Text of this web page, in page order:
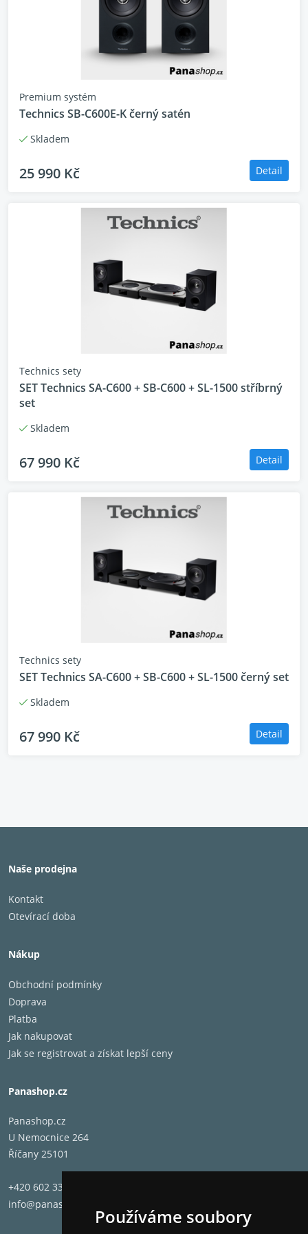
Používáme soubory
Křišťálově čistý zvuk s JENO Engine
pro pokročilé digitální zesílení
Engine pro plně digitální zesílení, inspirovaný
z hudby bez kompromisů. Na rozdíl od tradičních
digitálních zesilovačů tento model řeší běžné
problémy s kvalitou zvuku způsobené kolísáním
na všech frekvencích. Navíc speciálně navržený
vysoce přesný konverzní obvod PWM optimalizuje
vysokým rozlišením pro realistickou čistotu. S těmito
technologiemi si vychutnáte přirozený, detailní zvuk,
Výkonný a čistý zvuk s technologií
tichého napájecího zdroje
poskytuje silnější napájení reproduktoru a bohatší
pokročilým komponentám GaN FET a SiC SBD
snižuje šum a stabilizuje výkon pro čistší zvuk.
Regulátor extrémně hlubokého šumu minimalizuje
ruchy a zajišťuje čisté napájení s vysokou odezvou,
které maximalizuje výkon digitálního zesilovače.
výjimečnou čistotou.
Premium systém
Technics SB-C600E-K černý satén
Skladem
25 990 Kč Detail
Technics sety
SET Technics SA-C600 + SB-C600 + SL-1500 stříbrný
set
Skladem
67 990 Kč Detail
Technics sety
SET Technics SA-C600 + SB-C600 + SL-1500 černý set
Skladem
67 990 Kč Detail
Naše prodejna
Kontakt
Otevírací doba
Nákup
Obchodní podmínky
Doprava
Platba
Jak nakupovat
Jak se registrovat a získat lepší ceny
Panashop.cz
Panashop.cz
U Nemocnice 264
Říčany 25101
+420 602 331 662
info@panashop.cz